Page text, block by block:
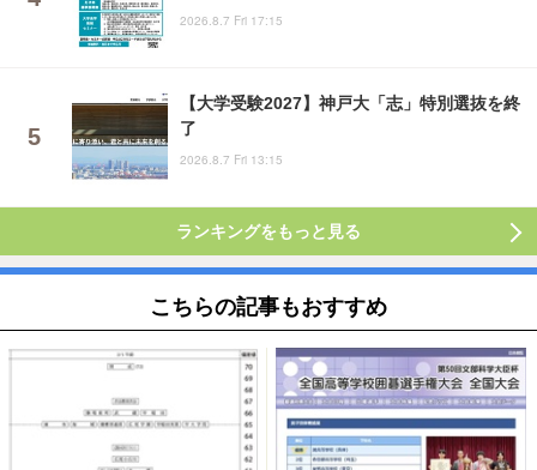
2026.8.7 Fri 17:15
【大学受験2027】神戸大「志」特別選抜を終
了
2026.8.7 Fri 13:15
ランキングをもっと見る
こちらの記事もおすすめ